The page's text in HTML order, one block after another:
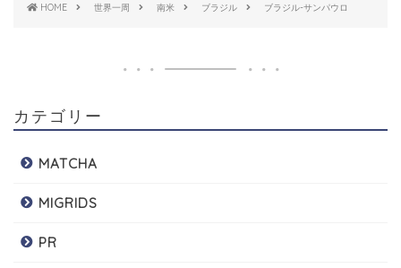
HOME 世界一周 南米 ブラジル ブラジル-サンパウロ
カテゴリー
MATCHA
MIGRIDS
PR